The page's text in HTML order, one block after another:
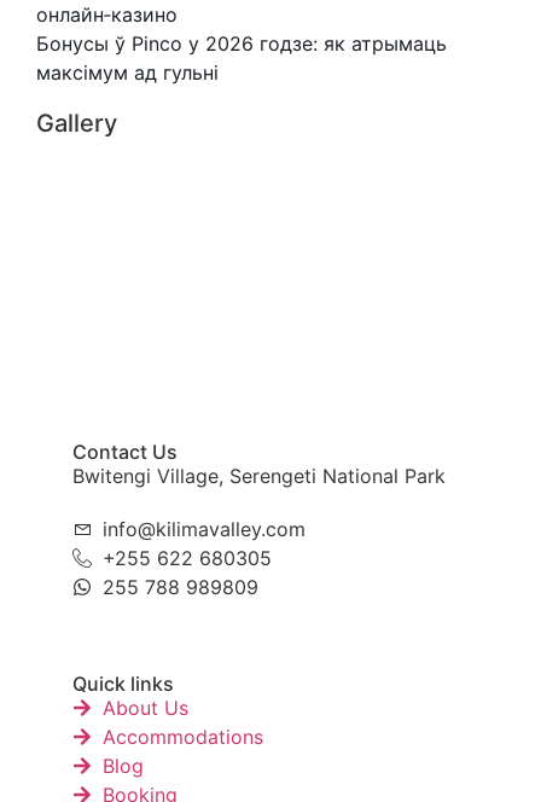
онлайн‑казино
Бонусы ў Pinco у 2026 годзе: як атрымаць
максімум ад гульні
Gallery
Contact Us
Bwitengi Village, Serengeti National Park
info@kilimavalley.com
+255 622 680305
255 788 989809
Quick links
About Us
Accommodations
Blog
Booking